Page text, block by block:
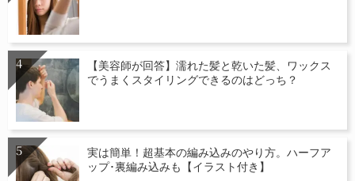
【美容師が回答】濡れた髪と乾いた髪、ワックス
でうまくスタイリングできるのはどっち？
実は簡単！超基本の編み込みのやり方。ハーフア
ップ･裏編み込みも【イラスト付き】